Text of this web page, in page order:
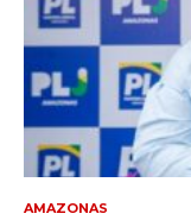
AMAZONAS